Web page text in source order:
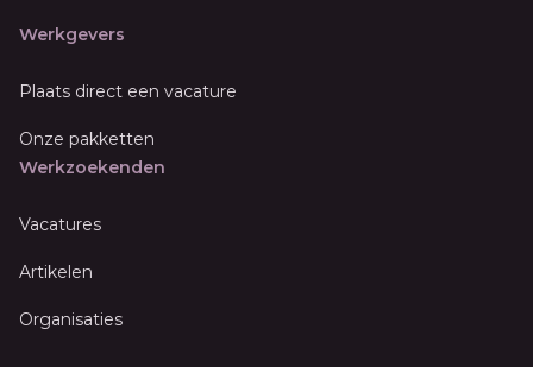
Werkgevers
Plaats direct een vacature
Onze pakketten
Werkzoekenden
Vacatures
Artikelen
Organisaties